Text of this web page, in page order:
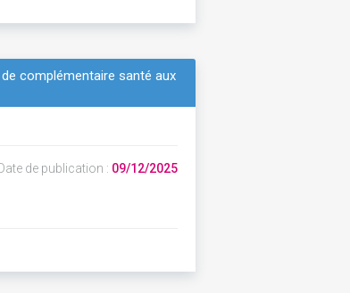
complémentaire santé aux
Date de publication : 09/12/2025